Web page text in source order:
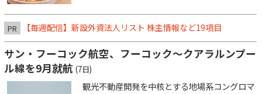
PR 【毎週配信】新設外資法人リスト 株主情報など19項目
サン・フーコック航空、フーコック～クアラルンプー
ル線を9月就航 (7日)
観光不動産開発を中核とする地場系コングロマ